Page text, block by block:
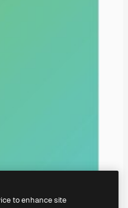
to enhance site